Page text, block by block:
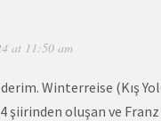
at 11:50 am
Winterreise (Kış
şiirinden oluşan ve